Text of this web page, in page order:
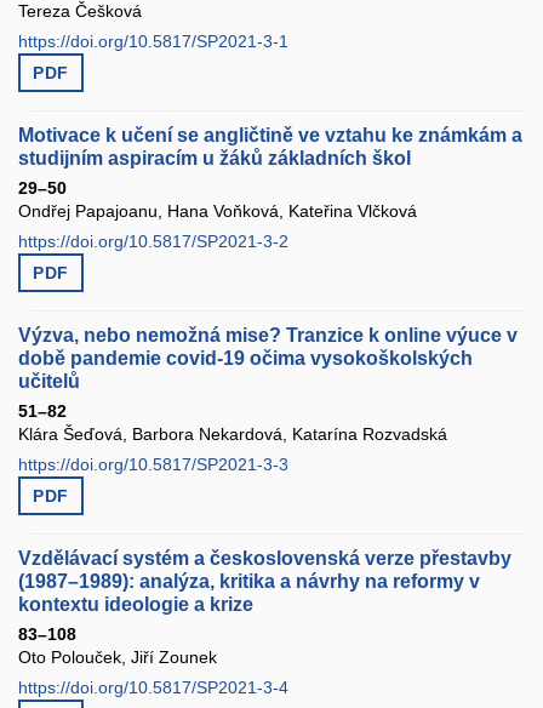
Tereza Češková
https://doi.org/10.5817/SP2021-3-1
PDF
Motivace k učení se angličtině ve vztahu ke známkám a
studijním aspiracím u žáků základních škol
29–50
Ondřej Papajoanu, Hana Voňková, Kateřina Vlčková
https://doi.org/10.5817/SP2021-3-2
PDF
Výzva, nebo nemožná mise? Tranzice k online výuce v
době pandemie covid-19 očima vysokoškolských
učitelů
51–82
Klára Šeďová, Barbora Nekardová, Katarína Rozvadská
https://doi.org/10.5817/SP2021-3-3
PDF
Vzdělávací systém a československá verze přestavby
(1987–1989): analýza, kritika a návrhy na reformy v
kontextu ideologie a krize
83–108
Oto Polouček, Jiří Zounek
https://doi.org/10.5817/SP2021-3-4